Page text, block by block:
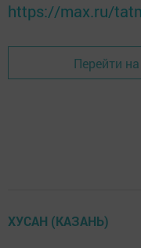
https://max.ru/
Перейти
ХУСАН (КАЗАНЬ)